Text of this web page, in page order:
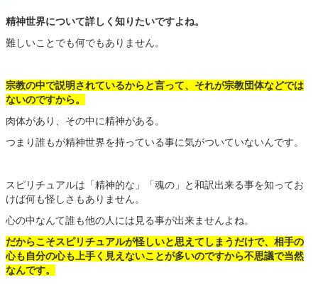
精神世界について詳しく知りたいですよね。
難しいことでも何でもありません。
宗教の中で説明されているからと言って、それが宗教団体などでは
ないのですから。
肉体があり、その中に精神がある。
つまり誰もが精神世界を持っている事に気がついていないんです。
スピリチュアルは「精神的な」「魂の」と和訳出来る事を知ってお
けば何も怪しさもありません。
心の中なんて誰も他の人には見る事が出来ませんよね。
だからこそスピリチュアルが怪しいと思えてしまうだけで、相手の
心も自分の心も上手く見えないことが多いのですから不思議で当然
なんです。